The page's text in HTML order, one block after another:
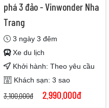
phá 3 đảo - Vinwonder Nha
Trang
3 ngày 3 đêm
Xe du lịch
Khởi hành: Theo yêu cầu
Khách sạn: 3 sao
3.100.000đ 2.990.000đ